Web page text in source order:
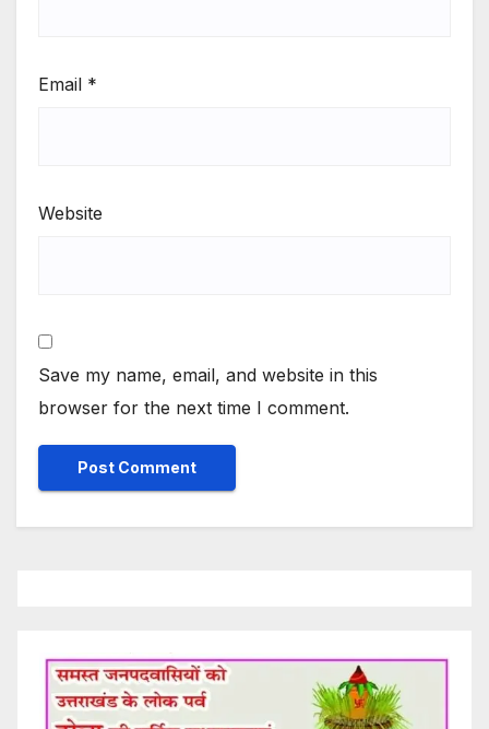
Email *
Website
Save my name, email, and website in this
browser for the next time I comment.